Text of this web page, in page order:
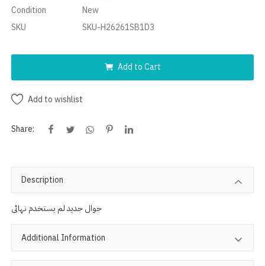
Condition
New
SKU
SKU-H26261SB1D3
Add to Cart
Add to wishlist
Share:
Description
جوال جديد لم يستخدم نهائى
Additional Information